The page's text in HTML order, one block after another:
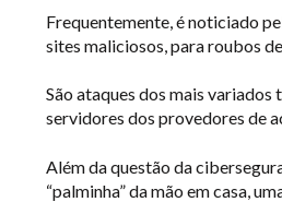
Frequentemente, é noticiado
sites maliciosos, para roubos
São ataques dos mais
servidores dos provedores de
Além da questão da
“palminha” da mão em casa,